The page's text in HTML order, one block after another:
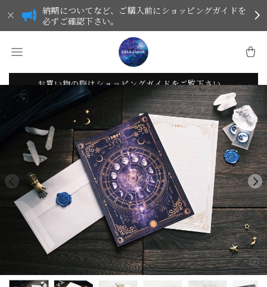
納期についてなど、ご購入前にショッピングガイドを
必ずご確認下さい。
お買い物の際はショッピングガイドをご覧下さい。